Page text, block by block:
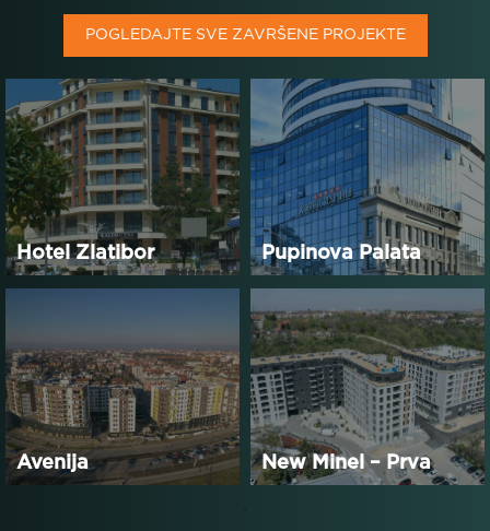
POGLEDAJTE SVE ZAVRŠENE PROJEKTE
Hotel Zlatibor Pupinova Palata
Avenija
New Minel – Prva
faza